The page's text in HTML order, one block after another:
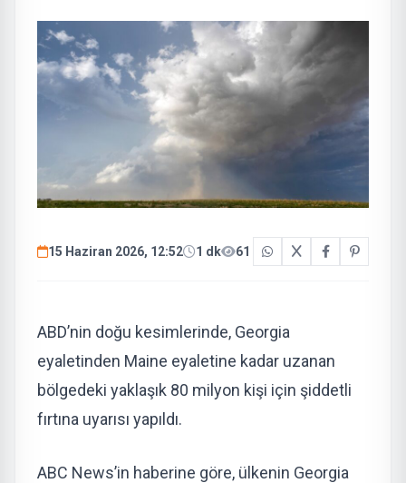
15 Haziran 2026, 12:52 1 dk 61
ABD’nin doğu kesimlerinde, Georgia
eyaletinden Maine eyaletine kadar uzanan
bölgedeki yaklaşık 80 milyon kişi için şiddetli
fırtına uyarısı yapıldı.
ABC News’in haberine göre, ülkenin Georgia